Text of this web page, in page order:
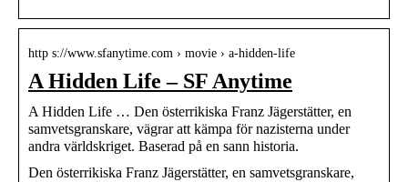
http s://www.sfanytime.com › movie › a-hidden-life
A Hidden Life – SF Anytime
A Hidden Life … Den österrikiska Franz Jägerstätter, en
samvetsgranskare, vägrar att kämpa för nazisterna under
andra världskriget. Baserad på en sann historia.
Den österrikiska Franz Jägerstätter, en samvetsgranskare,